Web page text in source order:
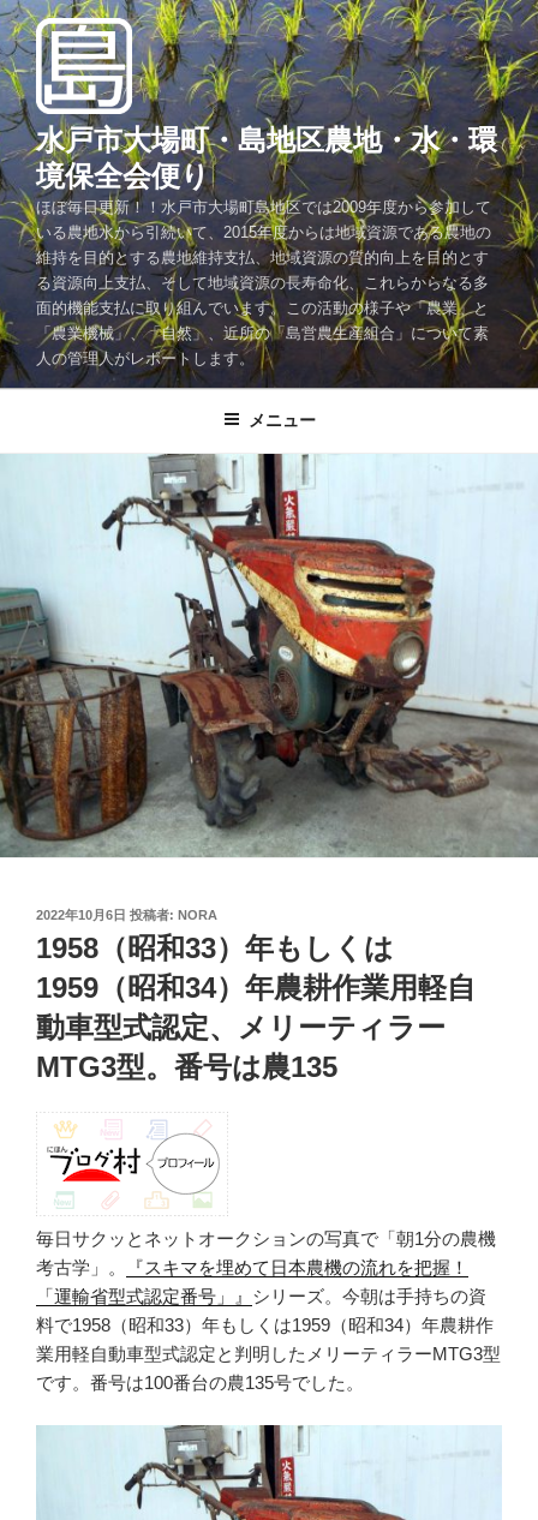
コ
ン
テ
ン
ツ
へ
ス
キ
プ
水戸市大場町・島地区農地・水・環
境保全会便り
ほぼ毎日更新！！水戸市大場町島地区では2009年度から参加して
いる農地水から引続いて、2015年度からは地域資源である農地の
維持を目的とする農地維持支払、地域資源の質的向上を目的とす
る資源向上支払、そして地域資源の長寿命化、これらからなる多
面的機能支払に取り組んでいます。この活動の様子や「農業」と
「農業機械」、「自然」、近所の「島営農生産組合」について素
人の管理人がレポートします。
メニュー
投
稿
日:
2022年10月6日 投稿者: NORA
1958（昭和33）年もしくは
1959（昭和34）年農耕作業用軽自
動車型式認定、メリーティラー
MTG3型。番号は農135
毎日サクッとネットオークションの写真で「朝1分の農機
考古学」。
『スキマを埋めて日本農機の流れを把握！
「運輸省型式認定番号」』 シリーズ。今朝は手持ちの資
料で1958（昭和33）年もしくは1959（昭和34）年農耕作
業用軽自動車型式認定と判明したメリーティラーMTG3型
です。番号は100番台の農135号でした。